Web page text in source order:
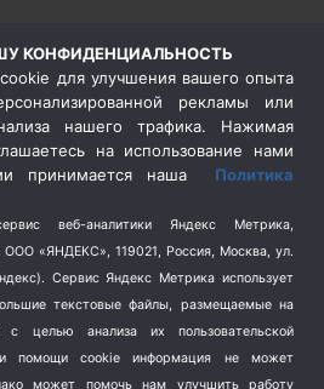
(404)
КОНФИДЕНЦИАЛЬНОСТЬ
для улучшения вашего опыта
рекламы или
нашего трафика. Нажимая
на использование нами
принимается наша Политика
веб-аналитики Яндекс Метрика,
ООО «ЯНДЕКС», 119021, Россия, Москва, ул.
Сервис Яндекс Метрика использует
текстовые файлы, размещаемые на
с целью анализа их пользовательской
помощи cookie информация не может
может помочь нам улучшить работу